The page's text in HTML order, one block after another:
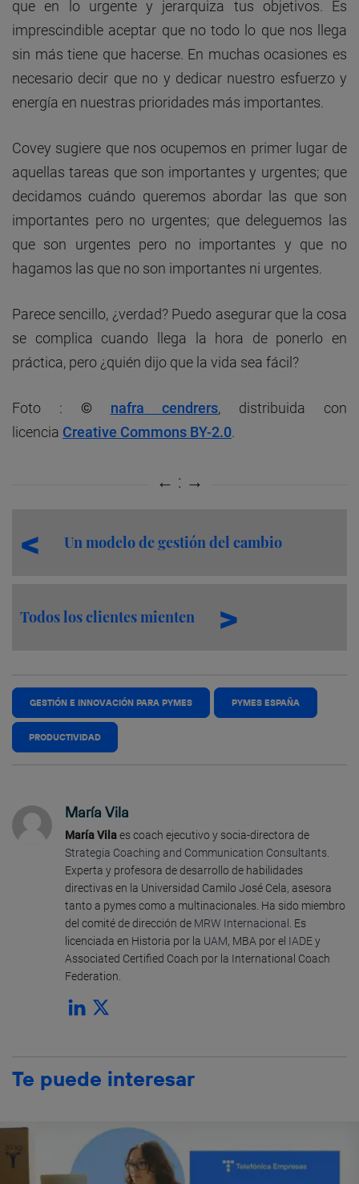
que en lo urgente y jerarquiza tus objetivos. Es
imprescindible aceptar que no todo lo que nos llega
sin más tiene que hacerse. En muchas ocasiones es
necesario decir que no y dedicar nuestro esfuerzo y
energía en nuestras prioridades más importantes.
Covey sugiere que nos ocupemos en primer lugar de
aquellas tareas que son importantes y urgentes; que
decidamos cuándo queremos abordar las que son
importantes pero no urgentes; que deleguemos las
que son urgentes pero no importantes y que no
hagamos las que no son importantes ni urgentes.
Parece sencillo, ¿verdad? Puedo asegurar que la cosa
se complica cuando llega la hora de ponerlo en
práctica, pero ¿quién dijo que la vida sea fácil?
Foto : © nafra cendrers, distribuida con
licencia Creative Commons BY-2.0
Un modelo de gestión del cambio
Todos los clientes mienten
GESTIÓN E INNOVACIÓN PARA PYMES PYMES ESPAÑA
PRODUCTIVIDAD
María Vila
María Vilaes coach ejecutivo y socia-directora de
Strategia Coaching and Communication Consultants
Experta y profesora de desarrollo de habilidades
directivas en la Universidad Camilo José Cela, asesora
tanto a pymes como a multinacionales. Ha sido miembro
del comité de dirección de MRW Internacional
. Es
licenciada en Historia por la UAM, MBA por el IADEy
Associated Certified Coach por la International Coach
Federation.
Te puede interesar